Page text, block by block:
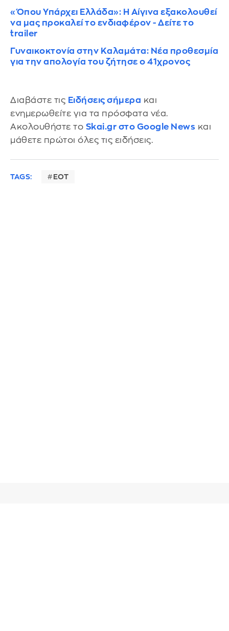
«Όπου Υπάρχει Ελλάδα»: Η Αίγινα εξακολουθεί
να μας προκαλεί το ενδιαφέρον - Δείτε το
trailer
Γυναικοκτονία στην Καλαμάτα: Νέα προθεσμία
για την απολογία του ζήτησε ο 41χρονος
Διαβάστε τις Ειδήσεις σήμερα και
ενημερωθείτε για τα πρόσφατα νέα.
Ακολουθήστε το Skai.gr στο Google News και
μάθετε πρώτοι όλες τις ειδήσεις.
TAGS: ΕΟΤ